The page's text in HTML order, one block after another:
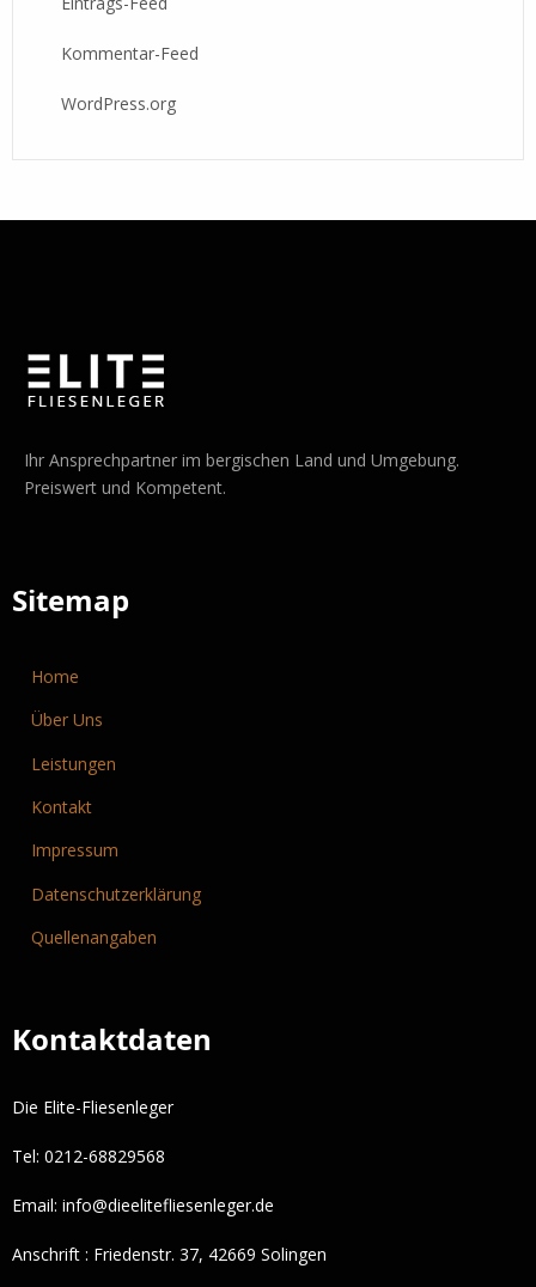
Kommentar-Feed
WordPress.org
Ihr Ansprechpartner im bergischen Land und Umgebung.
Preiswert und Kompetent.
Sitemap
Home
Über Uns
Leistungen
Kontakt
Impressum
Datenschutzerklärung
Quellenangaben
Kontaktdaten
Die Elite-Fliesenleger
Tel: 0212-68829568
Email: info@dieelitefliesenleger.de
Anschrift : Friedenstr. 37, 42669 Solingen